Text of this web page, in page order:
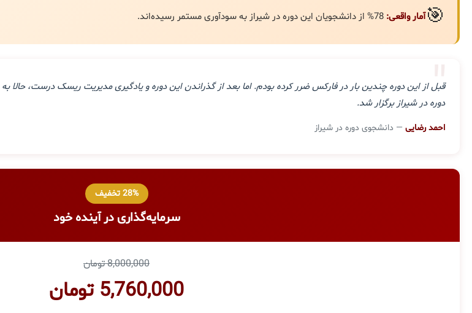
🎯آمار واقعی:
"
قبل از این دوره چندین بار در فارکس ضرر کرده بودم. اما بعد از گذراندن این دوره و یادگیری مدیریت ریسک درست،
دوره در شیراز برگزار شد.
احمد رضایی — دانشجوی دوره در شیراز
28% تخفیف
سرمایه‌گذاری در آینده خود
8,000,000 تومان
5,760,000 تومان